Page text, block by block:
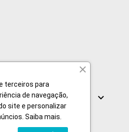

terceiros para
de navegação,
site e personalizar
Saiba mais